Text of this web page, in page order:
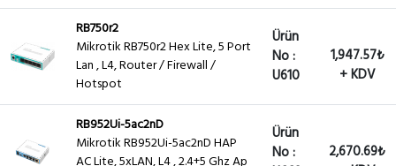
RB750r2
Mikrotik RB750r2 Hex Lite, 5 Port
Lan , L4, Router / Firewall /
Hotspot
Ürün
No :
U610
1,947.57₺
+ KDV
RB952Ui-5ac2nD
Mikrotik RB952Ui-5ac2nD HAP
Ürün
No :
2,670.69₺